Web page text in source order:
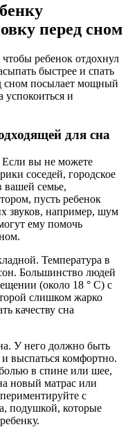
перед сном
ребенок отдохнул
быстрее и спать
сном посылает мощный
успокоиться и
для сна
вы не можете
соседей, городское
семье,
пусть ребенок
звуков, например, шум
ему помочь
Температура в
Большинство людей
(около 18 ° C) с
слишком жарко
качеству сна
У него должно быть
и выспаться комфортно.
в спине или шее,
новый матрас или
с
подушкой, которые